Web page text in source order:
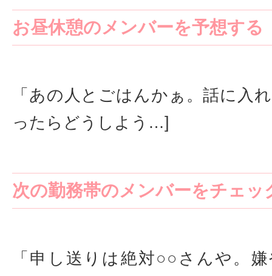
お昼休憩のメンバーを予想する
「あの人とごはんかぁ。話に入
ったらどうしよう…]
次の勤務帯のメンバーをチェッ
「申し送りは絶対○○さんや。